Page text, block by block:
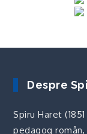
Despre
Spiru Haret
pedagog